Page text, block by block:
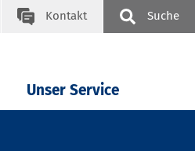
Kontakt Suche
Unser Service